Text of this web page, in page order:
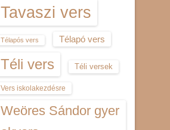
Tavaszi vers
Télapós vers Télapó vers
Téli vers Téli versek
Vers iskolakezdésre
Weöres Sándor gyer